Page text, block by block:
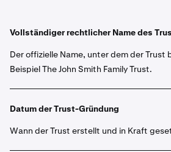
Vollständiger rechtlicher Name des
Der offizielle Name, unter dem der Trust
Beispiel The John Smith Family Trust.
Datum der Trust-Gründung
Wann der Trust erstellt und in Kraft